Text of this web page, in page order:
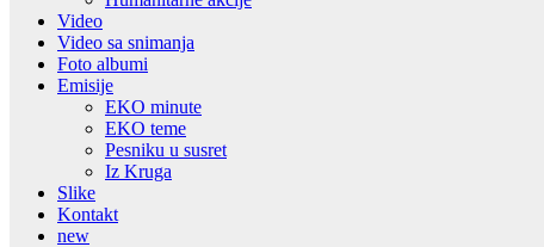
Video
Video sa snimanja
Foto albumi
Emisije
EKO minute
EKO teme
Pesniku u susret
Iz Kruga
Slike
Kontakt
new